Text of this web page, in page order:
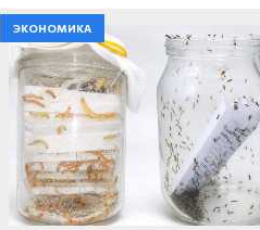
ЭКОНОМИКА